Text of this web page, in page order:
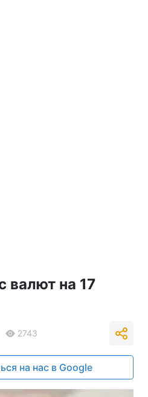
валют на 17
2743
на нас в Google